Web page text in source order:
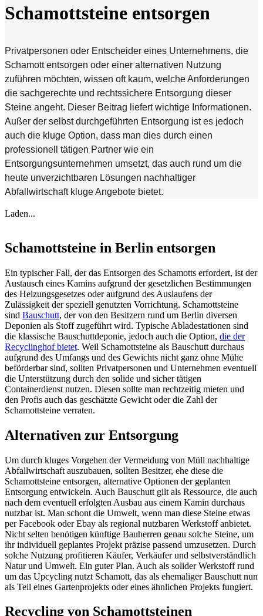
Schamottsteine entsorgen
Privatpersonen oder Entscheider eines Unternehmens, die
Schamott entsorgen oder einer alternativen Nutzung
zuführen möchten, wissen oft kaum, welche Anforderungen
die sachgerechte und rechtssichere Entsorgung dieser
Steine angeht. Dieser Beitrag liefert wichtige Informationen.
Außer der selbst durchgeführten Entsorgung ist es jedoch
auch die kluge Option, dass man dies durch einen
professionell tätigen Partner wie ein
Entsorgungsunternehmen umsetzt, das auch rund um die
heute unverzichtbaren Lösungen nachhaltiger
Abfallwirtschaft kluge Angebote bietet.
Laden...
Schamottsteine in Berlin entsorgen
Ein typischer Fall, der das Entsorgen des Schamotts erfordert, ist der
Austausch eines Kamins aufgrund der gesetzlichen Bestimmungen
des Heizungsgesetzes oder aufgrund des Auslaufens der
Zulässigkeit der speziell genutzten Vorrichtung. Schamottsteine
sind Bauschutt, der von den Besitzern rund um Berlin diversen
Deponien als Stoff zugeführt wird. Typische Abladestationen sind
die klassische Bauschuttdeponie, jedoch auch die Option, die der
Recyclinghof bietet. Weil Schamottsteine als Bauschutt durchaus
aufgrund des Umfangs und des Gewichts nicht ganz ohne Mühe
beförderbar sind, sollten Privatpersonen und Unternehmen eventuell
die Unterstützung durch den solide und sicher tätigen
Containerdienst nutzen. Diesen sollte man rechtzeitig mieten und
den Profis auch das geschätzte Gewicht oder die Zahl der
Schamottsteine verraten.
Alternativen zur Entsorgung
Um durch kluges Vorgehen der Vermeidung von Müll nachhaltige
Abfallwirtschaft auszubauen, sollten Besitzer, ehe diese die
Schamottsteine entsorgen, alternative Optionen der geplanten
Entsorgung entwickeln. Auch Bauschutt gilt als Ressource, die auch
nach dem eventuell erfolgten Ausbau aus einem Kamin durchaus
nutzbar ist. Man schont die Umwelt, wenn man diese Steine etwas
per Facebook oder Ebay als regional nutzbaren Werkstoff anbietet.
Nicht selten benötigen künftige Bauherren genau solche Steine, um
ihr individuell geplantes Projekt präzise passend umzusetzen. Durch
solche Nutzung profitieren Käufer, Verkäufer und selbstverständlich
Natur und Umwelt. Ein guter Plan. Auch als solider Werkstoff rund
um das Upcycling nutzt Schamott, das als ehemaliger Bauschutt nun
als Teil eines Gartenprojekts oder eines ähnlichen Projekts fungiert.
Recycling von Schamottsteinen